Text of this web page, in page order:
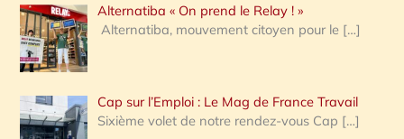
Alternatiba « On prend le Relay ! »
Alternatiba, mouvement citoyen pour le […]
Cap sur l’Emploi : Le Mag de France Travail
Sixième volet de notre rendez-vous Cap […]